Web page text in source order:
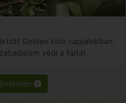
Golden klón napjainkban.
védi a fajtát.